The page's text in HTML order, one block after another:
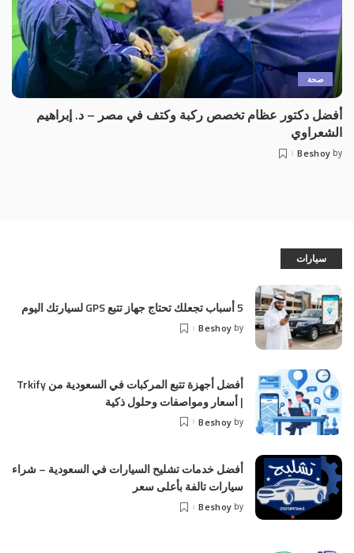
صحة
أفضل دكتور عظام تخصص ركبة وكتف في مصر – د. إبراهيم
الشعراوي
by
Beshoy
سيارات
5 أسباب تجعلك تحتاج جهاز تتبع GPS لسيارتك اليوم
by
Beshoy
أفضل أجهزة تتبع المركبات في السعودية من Trkify
| أسعار ومواصفات وحلول ذكية
by
Beshoy
أفضل خدمات تشليح السيارات في السعودية – شراء
سيارات تالفة بأعلى سعر
by
Beshoy